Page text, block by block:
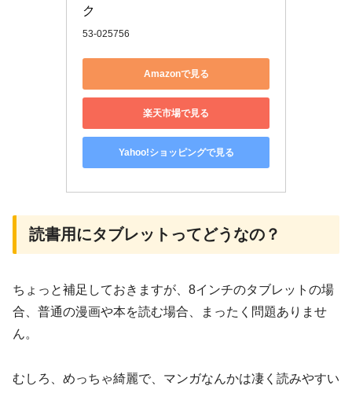
ク
53-025756
Amazonで見る
楽天市場で見る
Yahoo!ショッピングで見る
読書用にタブレットってどうなの？
ちょっと補足しておきますが、8インチのタブレットの場
合、普通の漫画や本を読む場合、まったく問題ありませ
ん。
むしろ、めっちゃ綺麗で、マンガなんかは凄く読みやすい